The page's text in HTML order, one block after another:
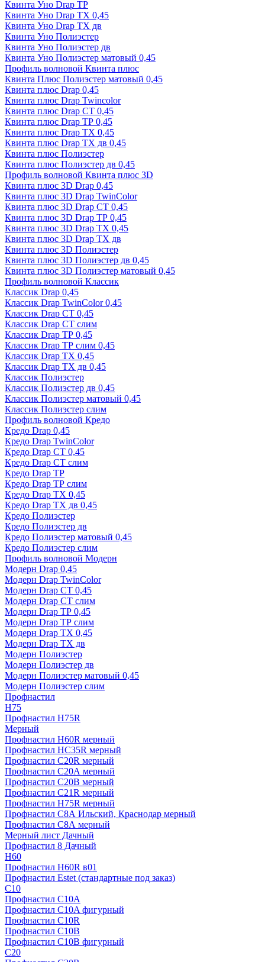
Квинта Уно Drap ТР
Квинта Уно Drap ТХ 0,45
Квинта Уно Drap ТХ дв
Квинта Уно Полиэстер
Квинта Уно Полиэстер дв
Квинта Уно Полиэстер матовый 0,45
Профиль волновой Квинта плюс
Квинта Плюс Полиэстер матовый 0,45
Квинта плюс Drap 0,45
Квинта плюс Drap Twincolor
Квинта плюс Drap СТ 0,45
Квинта плюс Drap ТР 0,45
Квинта плюс Drap ТХ 0,45
Квинта плюс Drap ТХ дв 0,45
Квинта плюс Полиэстер
Квинта плюс Полиэстер дв 0,45
Профиль волновой Квинта плюс 3D
Квинта плюс 3D Drap 0,45
Квинта плюс 3D Drap TwinColor
Квинта плюс 3D Drap СТ 0,45
Квинта плюс 3D Drap ТР 0,45
Квинта плюс 3D Drap ТХ 0,45
Квинта плюс 3D Drap ТХ дв
Квинта плюс 3D Полиэстер
Квинта плюс 3D Полиэстер дв 0,45
Квинта плюс 3D Полиэстер матовый 0,45
Профиль волновой Классик
Классик Drap 0,45
Классик Drap TwinColor 0,45
Классик Drap СТ 0,45
Классик Drap СТ слим
Классик Drap ТР 0,45
Классик Drap ТР слим 0,45
Классик Drap ТХ 0,45
Классик Drap ТХ дв 0,45
Классик Полиэстер
Классик Полиэстер дв 0,45
Классик Полиэстер матовый 0,45
Классик Полиэстер слим
Профиль волновой Кредо
Кредо Drap 0,45
Кредо Drap TwinColor
Кредо Drap СТ 0,45
Кредо Drap СТ слим
Кредо Drap ТР
Кредо Drap ТР слим
Кредо Drap ТХ 0,45
Кредо Drap ТХ дв 0,45
Кредо Полиэстер
Кредо Полиэстер дв
Кредо Полиэстер матовый 0,45
Кредо Полиэстер слим
Профиль волновой Модерн
Модерн Drap 0,45
Модерн Drap TwinColor
Модерн Drap СТ 0,45
Модерн Drap СТ слим
Модерн Drap ТР 0,45
Модерн Drap ТР слим
Модерн Drap ТХ 0,45
Модерн Drap ТХ дв
Модерн Полиэстер
Модерн Полиэстер дв
Модерн Полиэстер матовый 0,45
Модерн Полиэстер слим
Профнастил
H75
Профнастил H75R
Мерный
Профнастил H60R мерный
Профнастил HC35R мерный
Профнастил С20R мерный
Профнастил С20А мерный
Профнастил С20В мерный
Профнастил С21R мерный
Профнастил Н75R мерный
Профнастил С8А Ильский, Краснодар мерный
Профнастил С8А мерный
Мерный лист Дачный
Профнастил 8 Дачный
Н60
Профнастил H60R в01
Профнастил Estet (стандартные под заказ)
C10
Профнастил С10A
Профнастил С10A фигурный
Профнастил С10R
Профнастил С10В
Профнастил С10В фигурный
C20